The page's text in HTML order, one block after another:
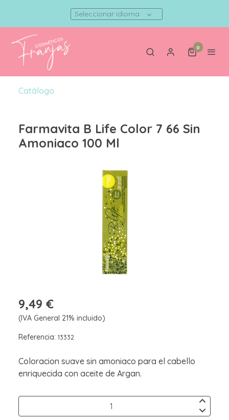
Seleccionar idioma
0
Catálogo
Farmavita B Life Color 7 66 Sin
Amoniaco 100 Ml
9,49 €
(IVA General 21% incluido)
Referencia: 13332
Coloracion suave sin amoniaco para el cabello
enriquecida con aceite de Argan.